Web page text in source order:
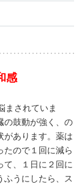
感
まされていま
の鼓動が強く、の
があります。薬は
たので１回に減ら
て、１日に２回に
ふうにしたら、ス